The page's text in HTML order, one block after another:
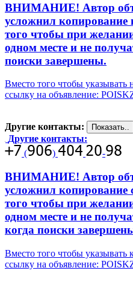
ВНИМАНИЕ! Автор
усложнил копирование
того чтобы при
одном месте и не
поиски завершены.
Вместо того чтобы указывать
ссылку на объявление:
Другие контакты:
Другие контакты:
(
) -
ВНИМАНИЕ! Автор
усложнил копирование
того чтобы при
одном месте и не
когда поиски
Вместо того чтобы указывать
ссылку на объявление: